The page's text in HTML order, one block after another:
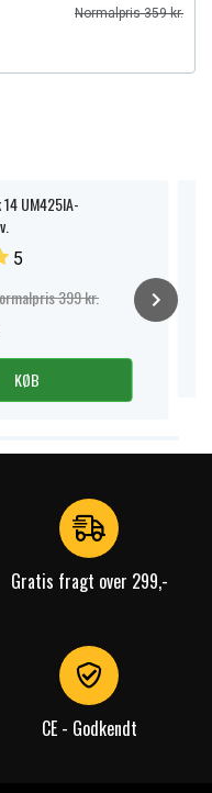
Normalpris 359 kr.
UM425IA-
5
399 kr.
KØB
Gratis fragt over 299,-
CE - Godkendt